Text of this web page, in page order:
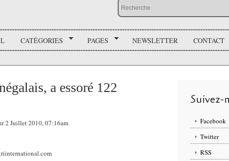
CATÉGORIES PAGES NEWSLETTER CONTACT
a essoré 122
2 Juillet 2010, 07:16am
Suivez-
Facebook
Twitter
RSS